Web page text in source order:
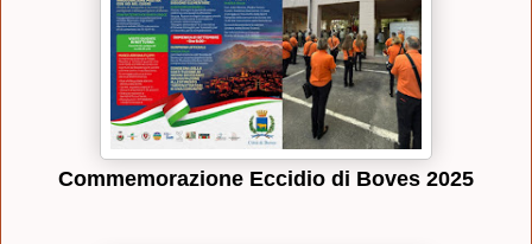
Commemorazione Eccidio di Boves 2025